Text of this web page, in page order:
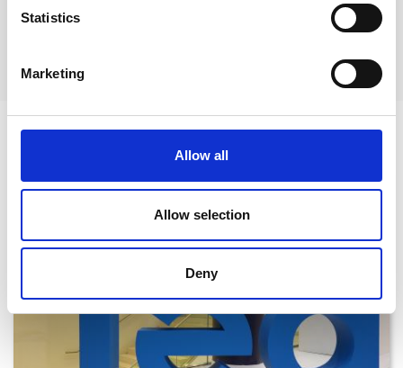
Statistics
Marketing
Allow all
Allow selection
Deny
Aiheeseen liittyvät